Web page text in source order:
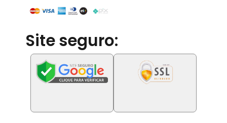
Site seguro: